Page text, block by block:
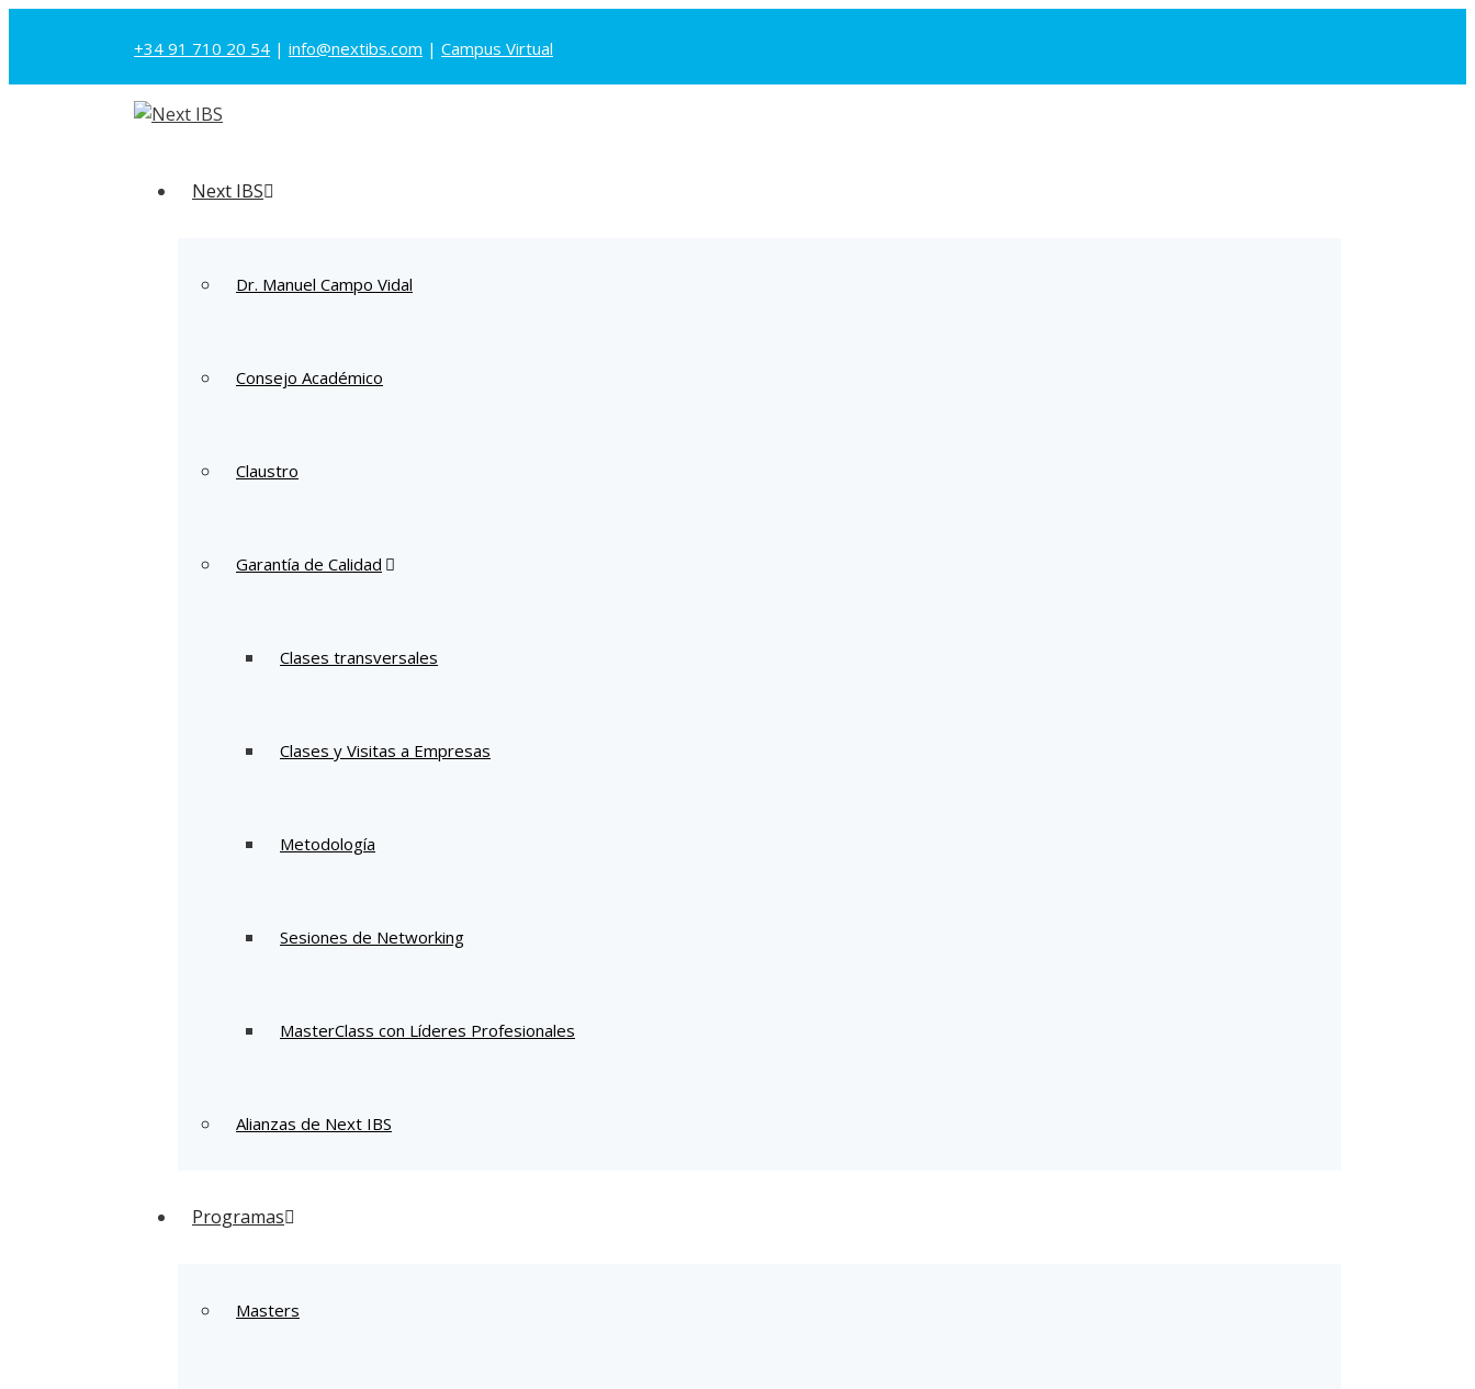
+34 91 710 20 54 | info@nextibs.com | Campus Virtual
Next IBS
Dr. Manuel Campo Vidal
Consejo Académico
Claustro
Garantía de Calidad
Clases transversales
Clases y Visitas a Empresas
Metodología
Sesiones de Networking
MasterClass con Líderes Profesionales
Alianzas de Next IBS
Programas
Masters